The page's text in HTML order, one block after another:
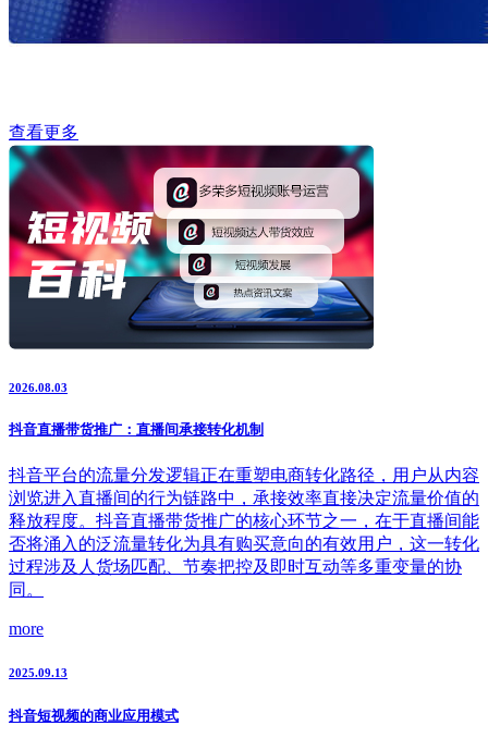
查看更多
2026.08.03
抖音直播带货推广：直播间承接转化机制
抖音平台的流量分发逻辑正在重塑电商转化路径，用户从内容
浏览进入直播间的行为链路中，承接效率直接决定流量价值的
释放程度。抖音直播带货推广的核心环节之一，在于直播间能
否将涌入的泛流量转化为具有购买意向的有效用户，这一转化
过程涉及人货场匹配、节奏把控及即时互动等多重变量的协
同。
more
2025.09.13
抖音短视频的商业应用模式